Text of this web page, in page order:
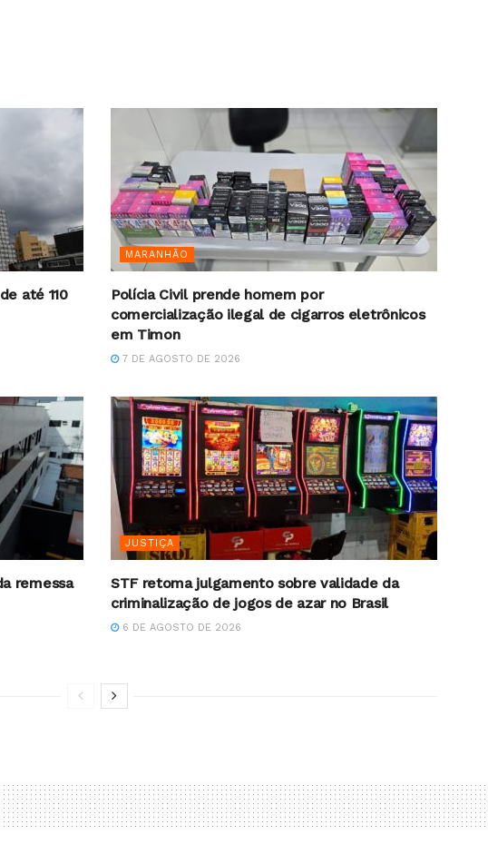
até 110
MARANHÃO
Polícia Civil prende homem por
comercialização ilegal de cigarros eletrônicos
em Timon
7 DE AGOSTO DE 2026
remessa
JUSTIÇA
STF retoma julgamento sobre validade da
criminalização de jogos de azar no Brasil
6 DE AGOSTO DE 2026